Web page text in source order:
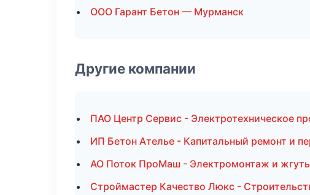
ООО Гарант Бетон — Мурманск
Другие компании
ПАО Центр Сервис - Электротехническое
ИП Бетон Ателье - Капитальный ремонт и
АО Поток ПроМаш - Электромонтаж и
Строймастер Качество Люкс -